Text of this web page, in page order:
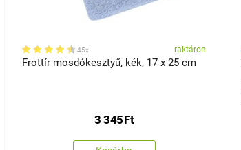
45x raktáron
Frottír mosdókesztyű, kék, 17 x 25 cm
3 345Ft